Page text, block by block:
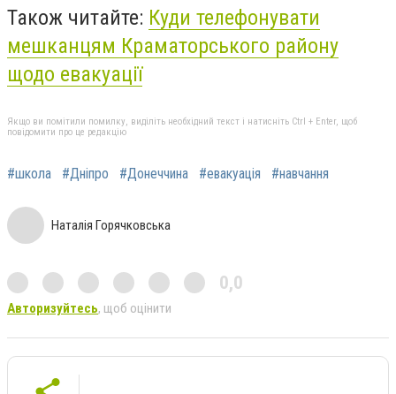
Також читайте: Куди телефонувати
мешканцям Краматорського району
щодо евакуації
Якщо ви помітили помилку, виділіть необхідний текст і натисніть Ctrl + Enter, щоб
повідомити про це редакцію
#школа #Дніпро #Донеччина #евакуація #навчання
Наталія Горячковська
0,0
Авторизуйтесь, щоб оцінити